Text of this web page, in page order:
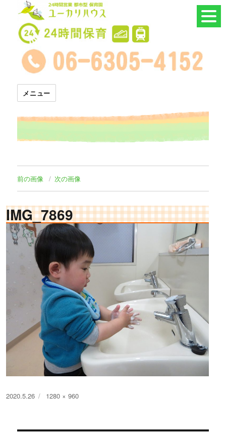
24時間託児所 ユーカリハウス
メニュー
前の画像 次の画像
IMG_7869
投
2020.5.26
フ
1280 × 960